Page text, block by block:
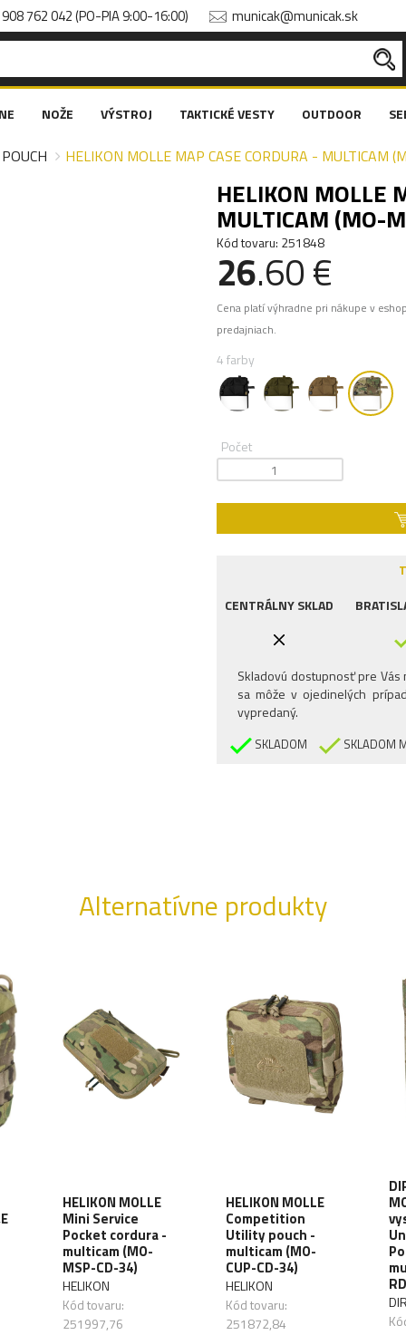
762 042 (PO-PIA 9:00-16:00) municak@municak.sk
NOŽE VÝSTROJ TAKTICKÉ VESTY OUTDOOR
HELIKON MOLLE MAP CASE CORDURA - MULTICAM
HELIKON MOLLE
MULTICAM (MO-
Kód tovaru: 251848
26.60 €
Cena platí výhradne pri nákupe v
predajniach.
4 farby
Počet
CENTRÁLNY SKLAD
Skladovú dostupnosť pre
sa môže v ojedinelých
vypredaný.
SKLADOM SKLADOM
Alternatívne produkty
HELIKON MOLLE
Mini Service
Pocket cordura -
multicam (MO-
MSP-CD-34)
HELIKON
Kód tovaru:
251997,76
HELIKON MOLLE
Competition
Utility pouch -
multicam (MO-
CUP-CD-34)
HELIKON
Kód tovaru:
251872,84